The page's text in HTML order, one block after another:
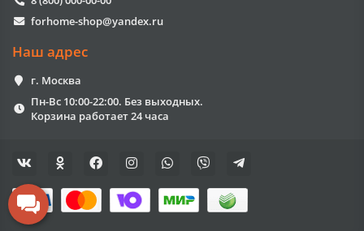
forhome-shop@yandex.ru
Наш адрес
г. Москва
Пн-Вс 10:00-22:00. Без выходных.
Корзина работает 24 часа